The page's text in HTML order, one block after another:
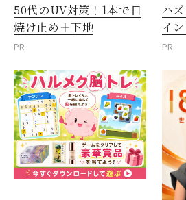
50代のUV対策！1本で日
焼け止め＋下地
PR
ハ
イ
PR